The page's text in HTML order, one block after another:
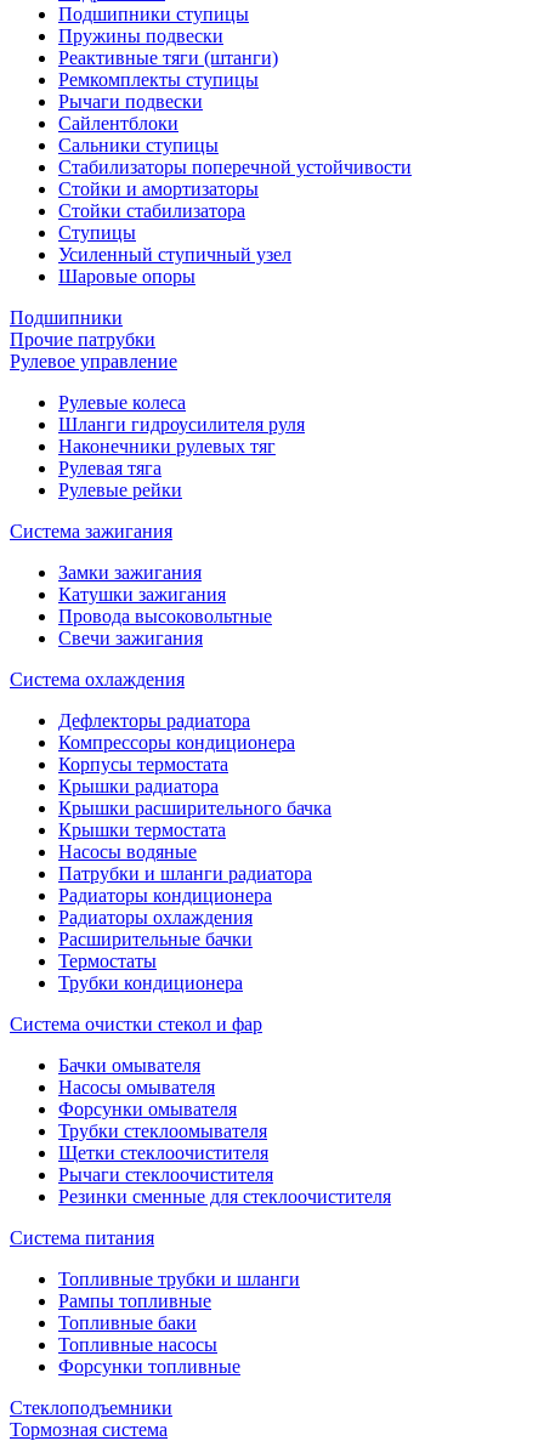
Подшипники ступицы
Пружины подвески
Реактивные тяги (штанги)
Ремкомплекты ступицы
Рычаги подвески
Сайлентблоки
Сальники ступицы
Стабилизаторы поперечной устойчивости
Стойки и амортизаторы
Стойки стабилизатора
Ступицы
Усиленный ступичный узел
Шаровые опоры
Подшипники
Прочие патрубки
Рулевое управление
Рулевые колеса
Шланги гидроусилителя руля
Наконечники рулевых тяг
Рулевая тяга
Рулевые рейки
Система зажигания
Замки зажигания
Катушки зажигания
Провода высоковольтные
Свечи зажигания
Система охлаждения
Дефлекторы радиатора
Компрессоры кондиционера
Корпусы термостата
Крышки радиатора
Крышки расширительного бачка
Крышки термостата
Насосы водяные
Патрубки и шланги радиатора
Радиаторы кондиционера
Радиаторы охлаждения
Расширительные бачки
Термостаты
Трубки кондиционера
Система очистки стекол и фар
Бачки омывателя
Насосы омывателя
Форсунки омывателя
Трубки стеклоомывателя
Щетки стеклоочистителя
Рычаги стеклоочистителя
Резинки сменные для стеклоочистителя
Система питания
Топливные трубки и шланги
Рампы топливные
Топливные баки
Топливные насосы
Форсунки топливные
Стеклоподъемники
Тормозная система